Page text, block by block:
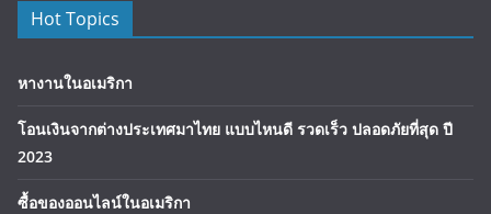
Hot Topics
หางานในอเมริกา
โอนเงินจากต่างประเทศมาไทย แบบไหนดี รวดเร็ว ปลอดภัยที่สุด ปี
2023
ซื้อของออนไลน์ในอเมริกา